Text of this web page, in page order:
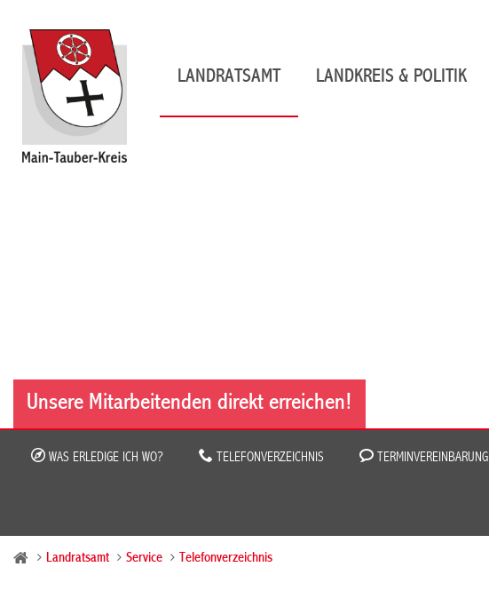
LANDRATSAMT LANDKREIS & POLITIK
Unsere Mitarbeitenden direkt erreichen!
WAS ERLEDIGE ICH WO? TELEFONVERZEICHNIS TERMINVEREINBARUNG
Landratsamt Service Telefonverzeichnis